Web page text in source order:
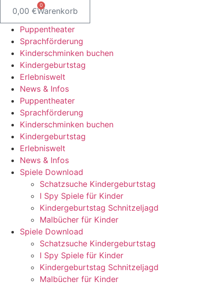
0,00 €
0
Warenkorb
Puppentheater
Sprachförderung
Kinderschminken buchen
Kindergeburtstag
Erlebniswelt
News & Infos
Puppentheater
Sprachförderung
Kinderschminken buchen
Kindergeburtstag
Erlebniswelt
News & Infos
Spiele Download
Schatzsuche Kindergeburtstag
I Spy Spiele für Kinder
Kindergeburtstag Schnitzeljagd
Malbücher für Kinder
Spiele Download
Schatzsuche Kindergeburtstag
I Spy Spiele für Kinder
Kindergeburtstag Schnitzeljagd
Malbücher für Kinder